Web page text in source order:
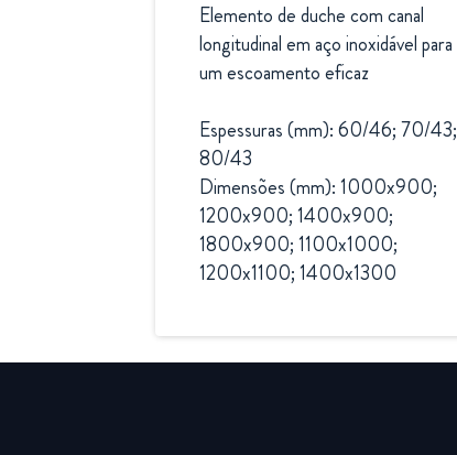
Elemento de duche com canal
longitudinal em aço inoxidável para
um escoamento eficaz
Espessuras (mm): 60/46; 70/43;
80/43
Dimensões (mm): 1000x900;
1200x900; 1400x900;
1800x900; 1100x1000;
1200x1100; 1400x1300